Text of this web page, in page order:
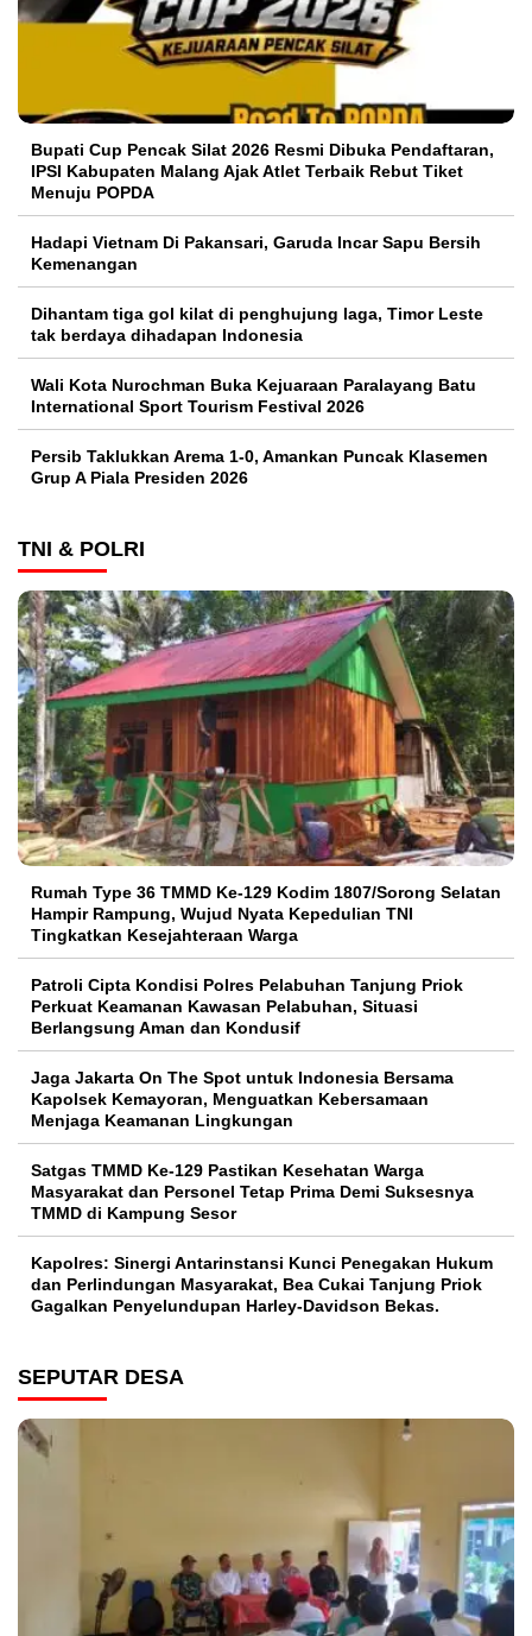
Bupati Cup Pencak Silat 2026 Resmi Dibuka Pendaftaran,
IPSI Kabupaten Malang Ajak Atlet Terbaik Rebut Tiket
Menuju POPDA
Hadapi Vietnam Di Pakansari, Garuda Incar Sapu Bersih
Kemenangan
Dihantam tiga gol kilat di penghujung laga, Timor Leste
tak berdaya dihadapan Indonesia
Wali Kota Nurochman Buka Kejuaraan Paralayang Batu
International Sport Tourism Festival 2026
Persib Taklukkan Arema 1-0, Amankan Puncak Klasemen
Grup A Piala Presiden 2026
TNI & POLRI
Rumah Type 36 TMMD Ke-129 Kodim 1807/Sorong Selatan
Hampir Rampung, Wujud Nyata Kepedulian TNI
Tingkatkan Kesejahteraan Warga
Patroli Cipta Kondisi Polres Pelabuhan Tanjung Priok
Perkuat Keamanan Kawasan Pelabuhan, Situasi
Berlangsung Aman dan Kondusif
Jaga Jakarta On The Spot untuk Indonesia Bersama
Kapolsek Kemayoran, Menguatkan Kebersamaan
Menjaga Keamanan Lingkungan
Satgas TMMD Ke-129 Pastikan Kesehatan Warga
Masyarakat dan Personel Tetap Prima Demi Suksesnya
TMMD di Kampung Sesor
Kapolres: Sinergi Antarinstansi Kunci Penegakan Hukum
dan Perlindungan Masyarakat, Bea Cukai Tanjung Priok
Gagalkan Penyelundupan Harley-Davidson Bekas.
SEPUTAR DESA